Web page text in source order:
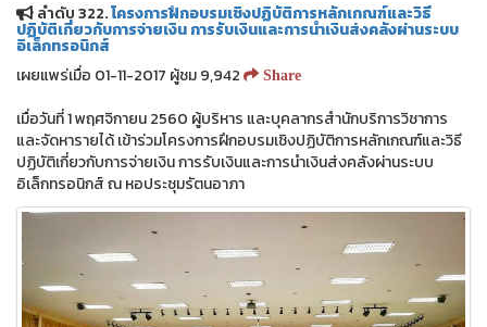
ลำดับ 322.โครงการฝึกอบรมเชิงปฏิบัติการหลักเกณฑ์และวิธี
ปฏิบัติเกี่ยวกับการจ่ายเงิน การรับเงินและการนำเงินส่งคลังผ่านระบบ
อิเล็กทรอนิกส์
เผยแพร่เมื่อ 01-11-2017 ผู้ชม 9,942
Share
เมื่อวันที่ 1 พฤศจิกายน 2560 ผู้บริหาร และบุคลากรสำนักบริการวิชาการ
และจัดหารายได้ เข้าร่วมโครงการฝึกอบรมเชิงปฏิบัติการหลักเกณฑ์และวิธี
ปฏิบัติเกี่ยวกับการจ่ายเงิน การรับเงินและการนำเงินส่งคลังผ่านระบบ
อิเล็กทรอนิกส์ ณ หอประชุมรัตนอาภา